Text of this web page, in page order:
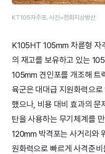
KT105자주포. 사진=한화지상방산
K105HT 105mm 차륜형 자
의 재고를 보유하고 있는
105mm 견인포를 개조해 트
육군은 대대급 지원화력으
했으나, 비용 대비 효과의 문
탄을 사용하는 무기체계를
120mm 박격포는 사거리와
원화력으로 빠르게 사격준